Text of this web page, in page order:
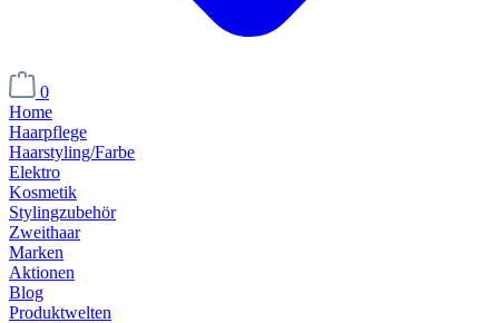
0
Home
Haarpflege
Haarstyling/Farbe
Elektro
Kosmetik
Stylingzubehör
Zweithaar
Marken
Aktionen
Blog
Produktwelten